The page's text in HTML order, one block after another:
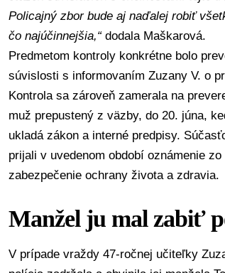
Policajný zbor bude aj naďalej robiť
čo najúčinnejšia,“dodala Maškarová.
Predmetom kontroly konkrétne bolo
súvislosti s informovaním Zuzany V. o
Kontrola sa zároveň zamerala na
muž prepustený z väzby, do 20. júna,
ukladá zákon a interné predpisy.
prijali v uvedenom období oznámenie
zabezpečenie ochrany života a zdravia.
Manžel ju mal zabiť
V prípade vraždy 47-ročnej učiteľky